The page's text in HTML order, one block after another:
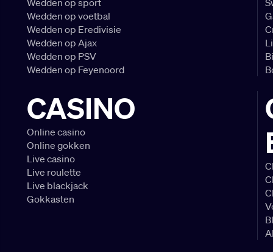
Wedden op voetbal
Wedden op Eredivisie
Wedden op Ajax
Wedden op PSV
Wedden op Feyenoord
CASINO
Online casino
Online gokken
Live casino
Live roulette
Live blackjack
Gokkasten